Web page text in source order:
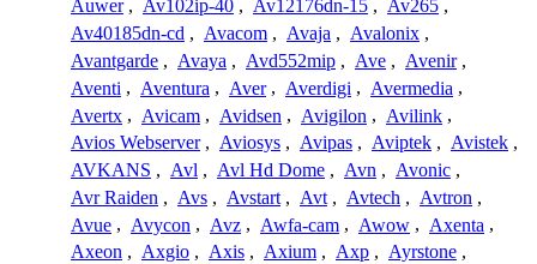
Auwer , Av102ip-40 , Av12176dn-15 , Av265 ,
Av40185dn-cd , Avacom , Avaja , Avalonix ,
Avantgarde , Avaya , Avd552mip , Ave , Avenir ,
Aventi , Aventura , Aver , Averdigi , Avermedia ,
Avertx , Avicam , Avidsen , Avigilon , Avilink ,
Avios Webserver , Aviosys , Avipas , Aviptek , Avistek ,
AVKANS , Avl , Avl Hd Dome , Avn , Avonic ,
Avr Raiden , Avs , Avstart , Avt , Avtech , Avtron ,
Avue , Avycon , Avz , Awfa-cam , Awow , Axenta ,
Axeon , Axgio , Axis , Axium , Axp , Ayrstone ,